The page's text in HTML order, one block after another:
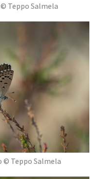
© Teppo Salmela
© Teppo Salmela